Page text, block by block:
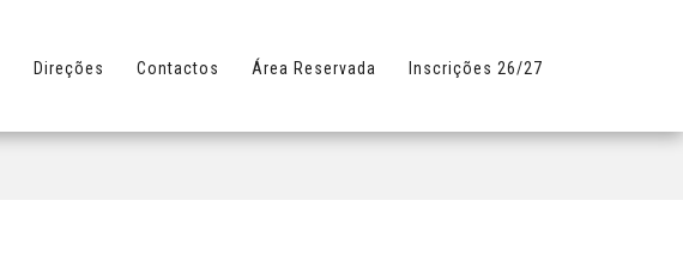
Direções Contactos Área Reservada Inscrições 26/27